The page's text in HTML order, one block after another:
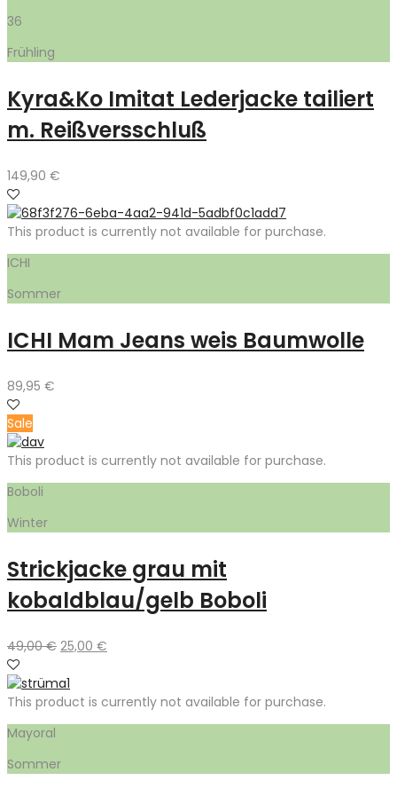
36
Frühling
Kyra&Ko Imitat Lederjacke tailiert
m. Reißversschluß
149,90 €
This product is currently not available for purchase.
ICHI
Sommer
ICHI Mam Jeans weis Baumwolle
89,95 €
Sale
This product is currently not available for purchase.
Boboli
Winter
Strickjacke grau mit
kobaldblau/gelb Boboli
49,00€ Ursprünglicher
war:
49,00 €
25,00 €
25,00 €.
This product is currently not available for purchase.
Mayoral
Sommer